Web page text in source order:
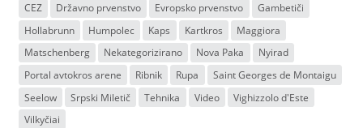
CEZ Državno prvenstvo Evropsko prvenstvo
Gambetiči
Hollabrunn
Humpolec Kaps Kartkros
Maggiora
Matschenberg
Nekategorizirano Nova Paka
Nyirad
Portal avtokros arene
Ribnik Rupa
Saint Georges de Montaigu
Seelow
Srpski Miletič Tehnika Video
Vighizzolo d'Este
Vilkyčiai